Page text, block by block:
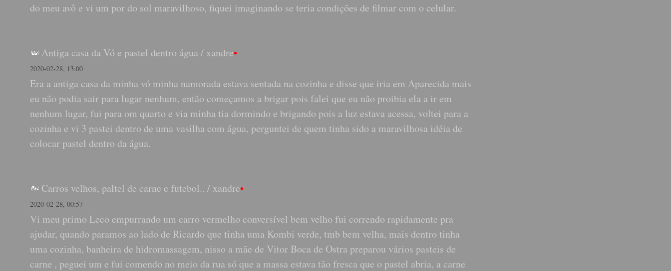
do meu avô e vi um por do sol maravilhoso, fiquei imaginando se teria condições de filmar com o celular.
Antiga casa da Vó e pastel dentro água / xandre•
2020-02-28, 13:00
Era a antiga casa da minha vó minha namorada estava sentada na cozinha e disse que iria em Aparecida mais
eu não podia sair para lugar nenhum, então começamos a brigar pois falei que eu não proibia ela a ir em
nenhum lugar, fui para om quarto e via minha tia dormindo e brigando pois a luz estava acessa, voltei para a
cozinha e vi 3 pastei dentro de uma vasilha com água, perguntei de quem tinha sido a maravilhosa idéia de
colocar pastel dentro da água.
Carros velhos, paltel de carne e futebol.. / xandre•
2020-02-28, 00:57
Vi meu primo Leco empurrando um carro vermelho conversível bem velho fui correndo rapidamente pra
ajudar, quando paramos ao lado de Ricardo que tinha uma Kombi verde, tmb bem velha, mais dentro tinha
uma cozinha, banheira de hidromassagem, nisso a mãe de Vitor Boca de Ostra preparou vários pasteis de
carne , peguei um e fui comendo no meio da rua só que a massa estava tão fresca que o pastel abria, a carne